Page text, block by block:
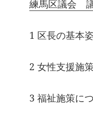
練馬区議会
1 区長の基本
2 女性支援施
3 福祉施策に